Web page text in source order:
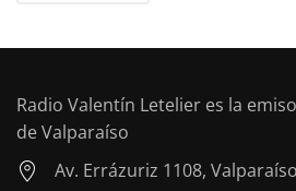
Radio Valentín Letelier es la
de Valparaíso
Av. Errázuriz 1108, Valparaíso